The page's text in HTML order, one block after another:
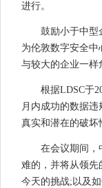
进行。
鼓励小于中型
为伦敦数字安全中
与较大的企业一样
根据LDSC于
月内成功的数据
真实和潜在的破坏
在会议期间，
难的，并将从领先
今天的挑战;以及